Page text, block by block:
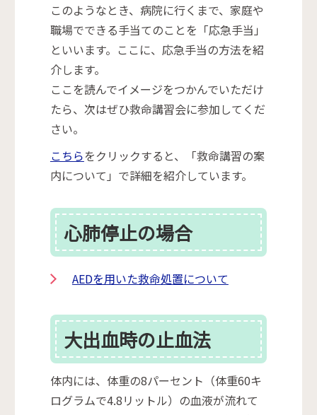
このようなとき、病院に行くまで、家庭や
職場でできる手当てのことを「応急手当」
といいます。ここに、応急手当の方法を紹
介します。
ここを読んでイメージをつかんでいただけ
たら、次はぜひ救命講習会に参加してくだ
さい。
こちらをクリックすると、「救命講習の案
内について」で詳細を紹介しています。
心肺停止の場合
AEDを用いた救命処置について
大出血時の止血法
体内には、体重の8パーセント（体重60キ
ログラムで4.8リットル）の血液が流れて